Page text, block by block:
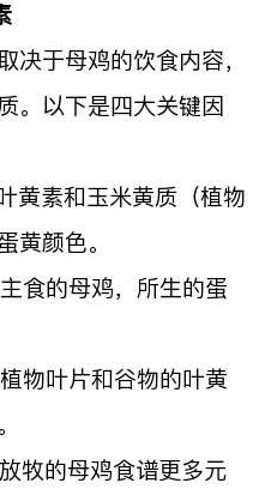
决于母鸡的饮食内容，
。以下是四大关键因
黄素和玉米黄质（植物
黄颜色。
食的母鸡，所生的蛋
物叶片和谷物的叶黄
牧的母鸡食谱更多元